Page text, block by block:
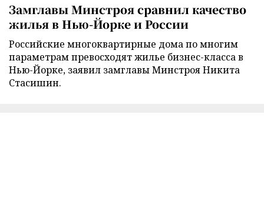
Замглавы Минстроя сравнил качество
жилья в Нью-Йорке и России
Российские многоквартирные дома по многим
параметрам превосходят жилье бизнес-класса в
Нью-Йорке, заявил замглавы Минстроя Никита
Стасишин.